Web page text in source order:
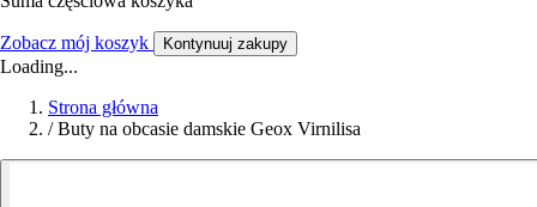
Zobacz mój koszyk Kontynuuj zakupy
Loading...
Strona główna
/ Buty na obcasie damskie Geox Virnilisa